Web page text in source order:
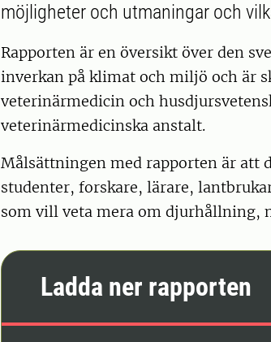
möjligheter och utmaningar och
Rapporten är en översikt över den
inverkan på klimat och miljö och är
veterinärmedicin och
veterinärmedicinska anstalt.
Målsättningen med rapporten är att
studenter, forskare, lärare,
som vill veta mera om djurhållning,
Ladda ner rapporten